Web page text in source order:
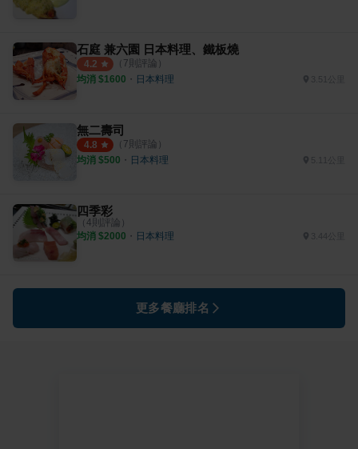
石庭 兼六園 日本料理、鐵板燒
4.2 （ 7則評論）
均消 $1600 ・ 日本料理 3.51公里
無二壽司
4.8 （ 7則評論）
均消 $500 ・ 日本料理 5.11公里
四季彩
（ 4則評論）
均消 $2000 ・ 日本料理 3.44公里
更多餐廳排名